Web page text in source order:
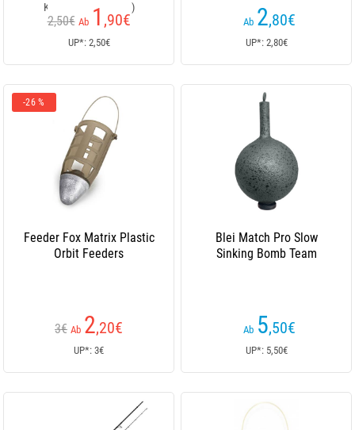
Kundenrezensionen)
2,50€ Ab 1 ,90€
UP*: 2,50€
Ab 2,80€
UP*: 2,80€
-26 %
Feeder Fox Matrix Plastic
Orbit Feeders
3€ Ab 2,20€
UP*: 3€
Blei Match Pro Slow
Sinking Bomb Team
Ab 5,50€
UP*: 5,50€